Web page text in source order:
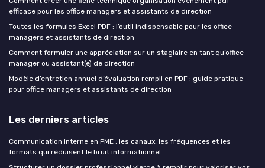
efficace pour les office managers et assistants de direction
Toutes les formules Excel PDF : l’outil indispensable pour les office
managers et assistants de direction
Comment formuler une appréciation sur un stagiaire en tant qu’office
manager ou assistant(e) de direction
Modèle d’entretien annuel d’évaluation rempli en PDF : guide pratique
pour office managers et assistants de direction
Les derniers articles
Communication interne en PME : les canaux, les fréquences et les
formats qui réduisent le bruit informationnel